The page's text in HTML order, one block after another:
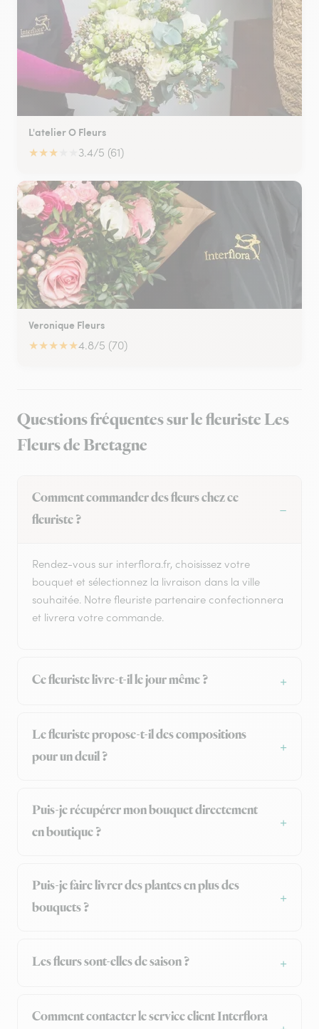
L'atelier O Fleurs
★★★ 3.4/5 (61)
Veronique Fleurs
★★★★★4.8/5 (70)
Questions fréquentes sur le fleuriste Les
Fleurs de Bretagne
Comment commander des fleurs chez ce
fleuriste ?
Rendez-vous sur interflora.fr, choisissez votre
bouquet et sélectionnez la livraison dans la ville
souhaitée. Notre fleuriste partenaire confectionnera
et livrera votre commande.
Ce fleuriste livre-t-il le jour même ?
Le fleuriste propose-t-il des compositions
pour un deuil ?
Puis-je récupérer mon bouquet directement
en boutique ?
Puis-je faire livrer des plantes en plus des
bouquets ?
Les fleurs sont-elles de saison ?
Comment contacter le service client Interflora